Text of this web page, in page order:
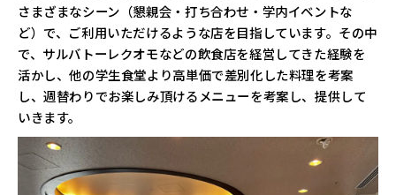
さまざまなシーン（懇親会・打ち合わせ・学内イベントな
ど）で、ご利用いただけるような店を目指しています。その中
で、サルバトーレクオモなどの飲食店を経営してきた経験を
活かし、他の学生食堂より高単価で差別化した料理を考案
し、週替わりでお楽しみ頂けるメニューを考案し、提供して
いきます。